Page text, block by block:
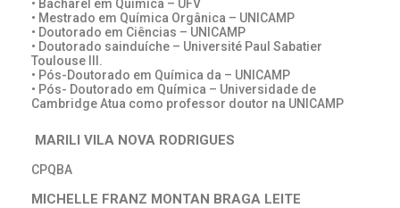
• Bacharel em Química – UFV
• Mestrado em Química Orgânica – UNICAMP
• Doutorado em Ciências – UNICAMP
• Doutorado sainduíche – Université Paul Sabatier
Toulouse III.
• Pós-Doutorado em Química da – UNICAMP
• Pós- Doutorado em Química – Universidade de
Cambridge Atua como professor doutor na UNICAMP
MARILI VILA NOVA RODRIGUES
CPQBA
MICHELLE FRANZ MONTAN BRAGA LEITE